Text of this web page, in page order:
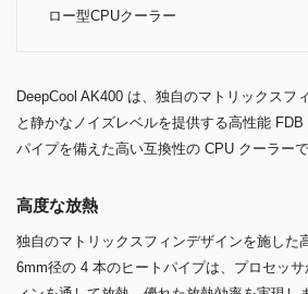
ロー型CPUクーラー
DeepCool AK400 は、独自のマトリックスフ
と静かなノイズレベルを提供する高性能
パイプを備えた高い互換性の CPU クーラーで
高度な放熱
独自のマトリックスフィンデザインを施した
6mm径の 4 本のヒートパイプは、プロセッ